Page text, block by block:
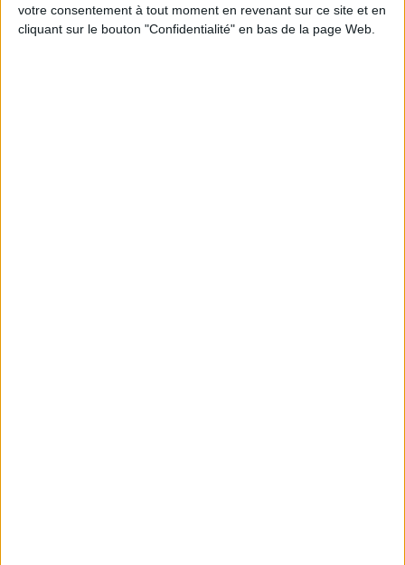
votre consentement à tout moment en revenant sur ce site et en
cliquant sur le bouton "Confidentialité" en bas de la page Web.